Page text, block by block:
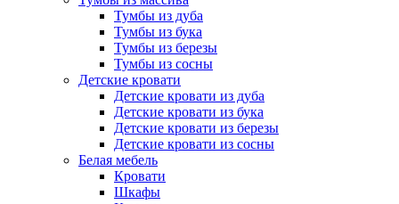
Тумбы из дуба
Тумбы из бука
Тумбы из березы
Тумбы из сосны
Детские кровати
Детские кровати из дуба
Детские кровати из бука
Детские кровати из березы
Детские кровати из сосны
Белая мебель
Кровати
Шкафы